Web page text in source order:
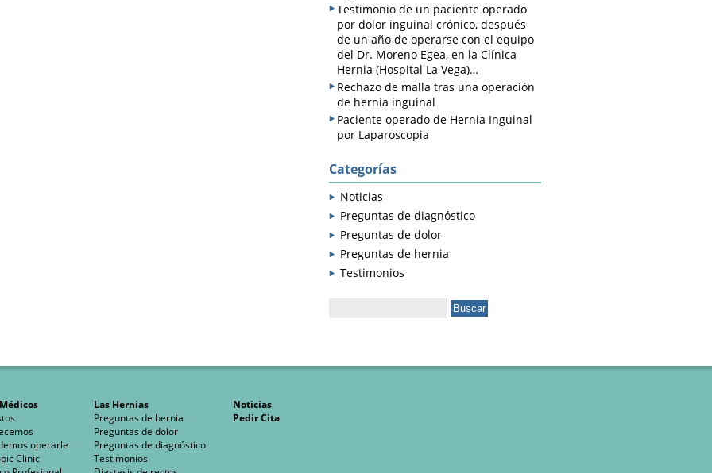
Testimonio de un paciente operado
por dolor inguinal crónico, después
de un año de operarse con el equipo
del Dr. Moreno Egea, en la Clínica
Hernia (Hospital La Vega)…
Rechazo de malla tras una operación
de hernia inguinal
Paciente operado de Hernia Inguinal
por Laparoscopia
Categorías
Noticias
Preguntas de diagnóstico
Preguntas de dolor
Preguntas de hernia
Testimonios
operarle
Clinic
Las Hernias
Preguntas de hernia
Preguntas de dolor
Preguntas de diagnóstico
Testimonios
Noticias
Pedir Cita